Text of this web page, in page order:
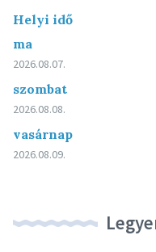
Helyi idő
ma
2026.08.07.
szombat
2026.08.08.
vasárnap
2026.08.09.